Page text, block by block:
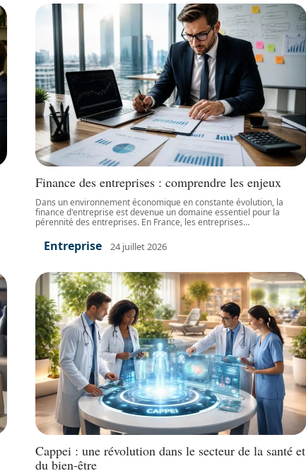
Finance des entreprises : comprendre les enjeux
Dans un environnement économique en constante évolution, la
finance d'entreprise est devenue un domaine essentiel pour la
pérennité des entreprises. En France, les entreprises…
Entreprise 24 juillet 2026
Cappei : une révolution dans le secteur de la santé et
du bien-être